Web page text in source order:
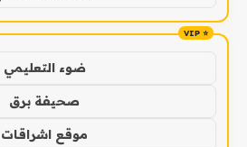
ضوء التعليمي
صحيفة برق
موقع اشراقات